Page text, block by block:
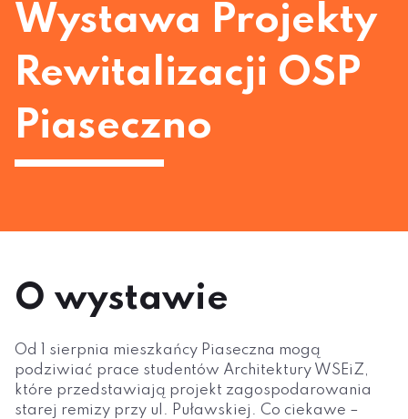
Wystawa Projekty
Rewitalizacji OSP
Piaseczno
O wystawie
Od 1 sierpnia mieszkańcy Piaseczna mogą
podziwiać prace studentów Architektury WSEiZ,
które przedstawiają projekt zagospodarowania
starej remizy przy ul. Puławskiej. Co ciekawe –